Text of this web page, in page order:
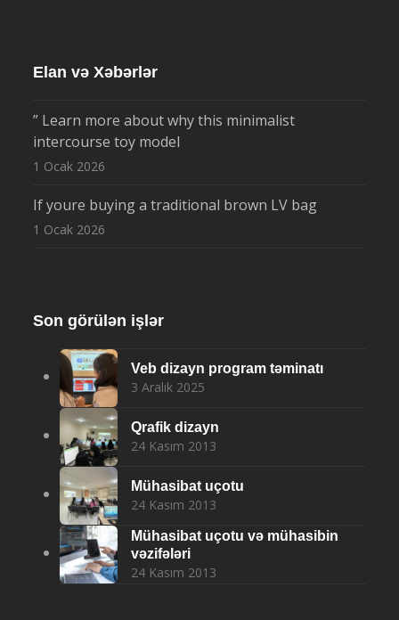
Elan və Xəbərlər
” Learn more about why this minimalist
intercourse toy model
1 Ocak 2026
If youre buying a traditional brown LV bag
1 Ocak 2026
Son görülən işlər
Veb dizayn program təminatı
3 Aralık 2025
Qrafik dizayn
24 Kasım 2013
Mühasibat uçotu
24 Kasım 2013
Mühasibat uçotu və mühasibin
vəzifələri
24 Kasım 2013